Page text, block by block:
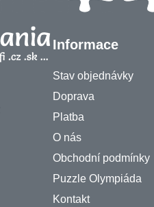
Informace
Stav objednávky
Doprava
Platba
O nás
Obchodní podmínky
Puzzle Olympiáda
Kontakt